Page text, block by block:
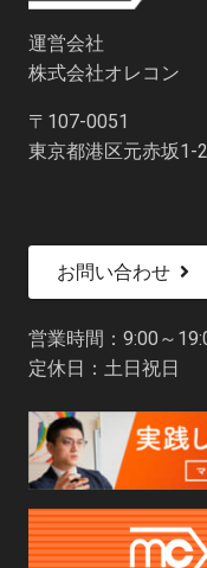
運営会社
株式会社オレコン
〒107-0051
東京都港区元赤坂1-
お問い合わせ
営業時間：9:00～
定休日：土日祝日